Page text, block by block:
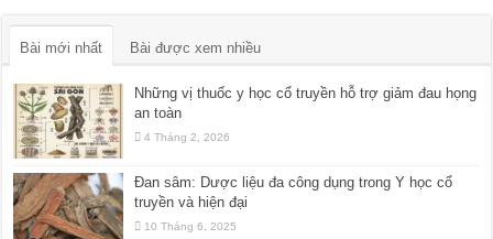
Bài mới nhất Bài được xem nhiều
Những vị thuốc y học cổ truyền hỗ trợ giảm đau họng
an toàn
4 Tháng 2, 2026
Đan sâm: Dược liệu đa công dụng trong Y học cổ
truyền và hiện đại
10 Tháng 6, 2025